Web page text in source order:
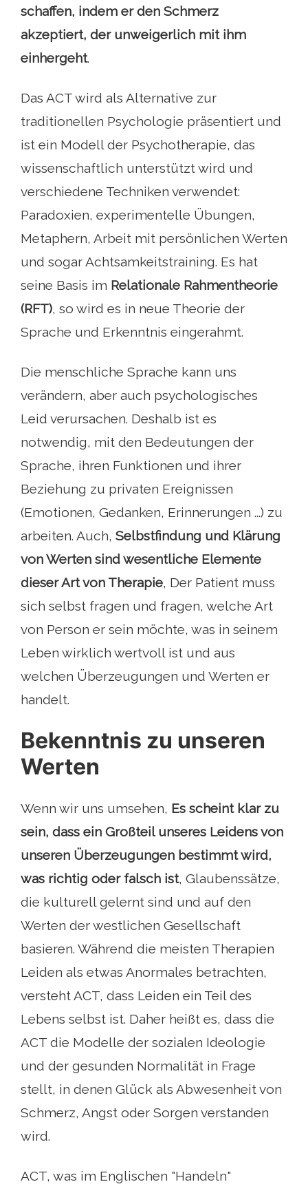
schaffen, indem er den Schmerz
akzeptiert, der unweigerlich mit ihm
einhergeht.
Das ACT wird als Alternative zur
traditionellen Psychologie präsentiert und
ist ein Modell der Psychotherapie, das
wissenschaftlich unterstützt wird und
verschiedene Techniken verwendet:
Paradoxien, experimentelle Übungen,
Metaphern, Arbeit mit persönlichen Werten
und sogar Achtsamkeitstraining. Es hat
seine Basis im Relationale Rahmentheorie
(RFT), so wird es in neue Theorie der
Sprache und Erkenntnis eingerahmt.
Die menschliche Sprache kann uns
verändern, aber auch psychologisches
Leid verursachen. Deshalb ist es
notwendig, mit den Bedeutungen der
Sprache, ihren Funktionen und ihrer
Beziehung zu privaten Ereignissen
(Emotionen, Gedanken, Erinnerungen ...) zu
arbeiten. Auch, Selbstfindung und Klärung
von Werten sind wesentliche Elemente
dieser Art von Therapie, Der Patient muss
sich selbst fragen und fragen, welche Art
von Person er sein möchte, was in seinem
Leben wirklich wertvoll ist und aus
welchen Überzeugungen und Werten er
handelt.
Bekenntnis zu unseren
Werten
Wenn wir uns umsehen, Es scheint klar zu
sein, dass ein Großteil unseres Leidens von
unseren Überzeugungen bestimmt wird,
was richtig oder falsch ist, Glaubenssätze,
die kulturell gelernt sind und auf den
Werten der westlichen Gesellschaft
basieren. Während die meisten Therapien
Leiden als etwas Anormales betrachten,
versteht ACT, dass Leiden ein Teil des
Lebens selbst ist. Daher heißt es, dass die
ACT die Modelle der sozialen Ideologie
und der gesunden Normalität in Frage
stellt, in denen Glück als Abwesenheit von
Schmerz, Angst oder Sorgen verstanden
wird.
ACT, was im Englischen "Handeln"